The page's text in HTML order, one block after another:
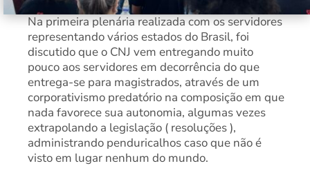
Na primeira plenária realizada com os servidores
representando vários estados do Brasil, foi
discutido que o CNJ vem entregando muito
pouco aos servidores em decorrência do que
entrega-se para magistrados, através de um
corporativismo predatório na composição em que
nada favorece sua autonomia, algumas vezes
extrapolando a legislação ( resoluções ),
administrando penduricalhos caso que não é
visto em lugar nenhum do mundo.